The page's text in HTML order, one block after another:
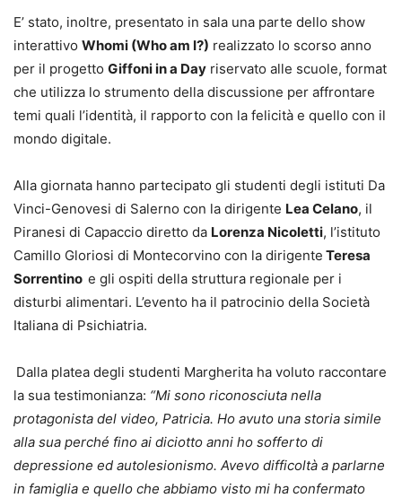
E’ stato, inoltre, presentato in sala una parte dello show
interattivo Whomi (Who am I?) realizzato lo scorso anno
per il progetto Giffoni in a Day riservato alle scuole, format
che utilizza lo strumento della discussione per affrontare
temi quali l’identità, il rapporto con la felicità e quello con il
mondo digitale.
Alla giornata hanno partecipato gli studenti degli istituti Da
Vinci-Genovesi di Salerno con la dirigente Lea Celano, il
Piranesi di Capaccio diretto da Lorenza Nicoletti, l’istituto
Camillo Gloriosi di Montecorvino con la dirigente Teresa
Sorrentino e gli ospiti della struttura regionale per i
disturbi alimentari. L’evento ha il patrocinio della Società
Italiana di Psichiatria.
Dalla platea degli studenti Margherita ha voluto raccontare
la sua testimonianza: “Mi sono riconosciuta nella
protagonista del video, Patricia. Ho avuto una storia simile
alla sua perché fino ai diciotto anni ho sofferto di
depressione ed autolesionismo. Avevo difficoltà a parlarne
in famiglia e quello che abbiamo visto mi ha confermato